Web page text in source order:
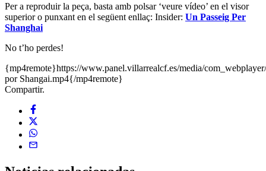
Per a reproduir la peça, basta amb polsar ‘veure vídeo’ en el visor
superior o punxant en el següent enllaç: Insider: Un Passeig Per
Shanghai
No t’ho perdes!
{mp4remote}https://www.panel.villarrealcf.es/media/
por Shangai.mp4{/mp4remote}
Compartir.